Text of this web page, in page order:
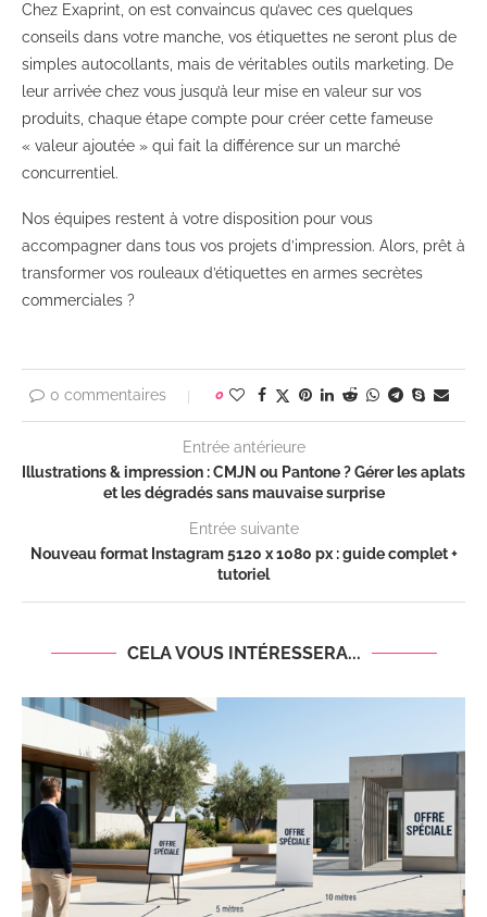
Chez Exaprint, on est convaincus qu’avec ces quelques
conseils dans votre manche, vos étiquettes ne seront plus de
simples autocollants, mais de véritables outils marketing. De
leur arrivée chez vous jusqu’à leur mise en valeur sur vos
produits, chaque étape compte pour créer cette fameuse
« valeur ajoutée » qui fait la différence sur un marché
concurrentiel.
Nos équipes restent à votre disposition pour vous
accompagner dans tous vos projets d’impression. Alors, prêt à
transformer vos rouleaux d’étiquettes en armes secrètes
commerciales ?
0 commentaires 0
Entrée antérieure
Illustrations & impression : CMJN ou Pantone ? Gérer les aplats
et les dégradés sans mauvaise surprise
Entrée suivante
Nouveau format Instagram 5120 x 1080 px : guide complet +
tutoriel
CELA VOUS INTÉRESSERA...